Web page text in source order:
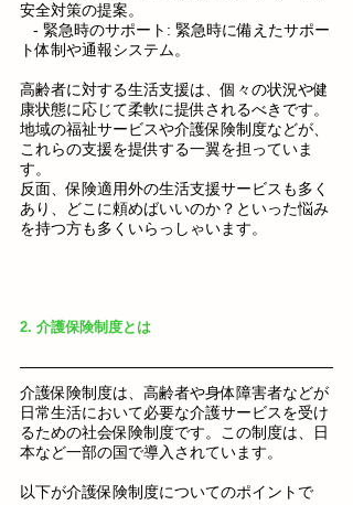
安全対策の提案。
ト体制や通報システム。
高齢者に対する生活支援は、個々の状況や健
康状態に応じて柔軟に提供されるべきです。
地域の福祉サービスや介護保険制度などが、
これらの支援を提供する一翼を担っていま
す。
反面、保険適用外の生活支援サービスも多く
あり、どこに頼めばいいのか？といった悩み
を持つ方も多くいらっしゃいます。
2. 介護保険制度とは
介護保険制度は、高齢者や身体障害者などが
日常生活において必要な介護サービスを受け
るための社会保険制度です。この制度は、日
本など一部の国で導入されています。
以下が介護保険制度についてのポイントで